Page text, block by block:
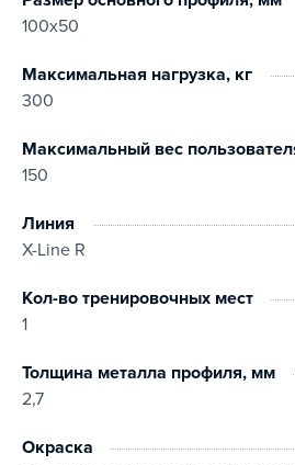
100х50
Максимальная нагрузка, кг
300
Максимальный вес
150
Линия
X-Line R
Кол-во тренировочных мест
1
Толщина металла профиля, мм
2,7
Окраска